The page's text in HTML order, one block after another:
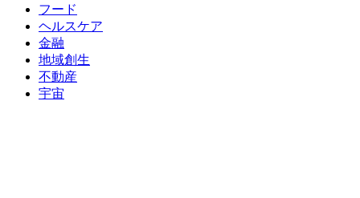
フード
ヘルスケア
金融
地域創生
不動産
宇宙